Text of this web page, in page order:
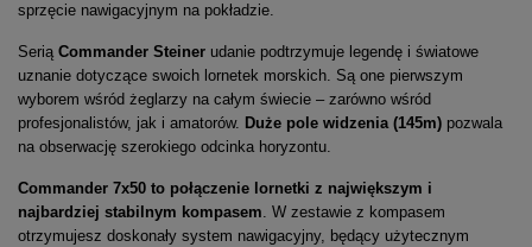
sprzęcie nawigacyjnym na pokładzie.
Serią Commander Steiner udanie podtrzymuje legendę i światowe
uznanie dotyczące swoich lornetek morskich. Są one pierwszym
wyborem wśród żeglarzy na całym świecie – zarówno wśród
profesjonalistów, jak i amatorów. Duże pole widzenia (145m) pozwala
na obserwację szerokiego odcinka horyzontu.
Commander 7x50 to połączenie lornetki z największym i
najbardziej stabilnym kompasem. W zestawie z kompasem
otrzymujesz doskonały system nawigacyjny, będący użytecznym